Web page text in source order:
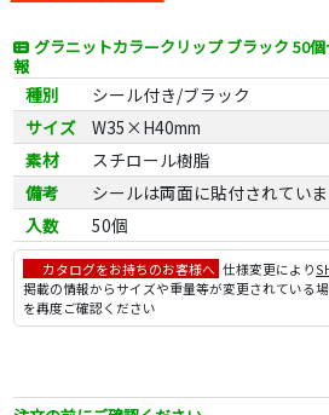
グラニットカラークリップ ブラック 50
報
種別
シール付き/ブラック
サイズ
W35×H40mm
素材
スチロール樹脂
備考
シールは両面に貼付されてい
入数
50個
カタログをお持ちのお客様へ 仕様変更により
掲載の情報からサイズや重量等が変更されている
を再度ご確認ください